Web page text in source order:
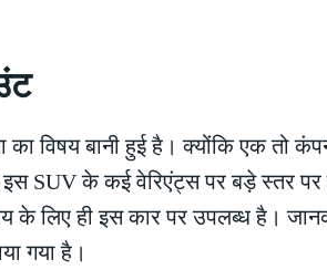
विषय बानी हुई है। क्योंकि एक तो
इस SUV के कई वेरिएंट्स पर बड़े स्तर
के लिए ही इस कार पर उपलब्ध है।
गया है।